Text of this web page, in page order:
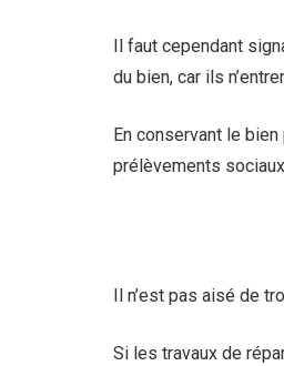
Il faut cependant
du bien, car ils
En conservant le
prélèvements
Il n’est pas aisé de
Si les travaux de